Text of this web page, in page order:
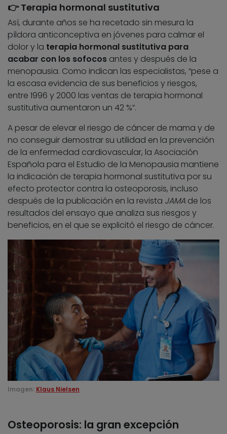
👉 Terapia hormonal sustitutiva
Así, durante años se ha recetado sin mesura la
píldora anticonceptiva en jóvenes para calmar el
dolor y la terapia hormonal sustitutiva para
acabar con los sofocos antes y después de la
menopausia. Como indican las especialistas, “pese a
la escasa evidencia de sus beneficios y riesgos,
entre 1996 y 2000 las ventas de terapia hormonal
sustitutiva aumentaron un 42 %”.
A pesar de elevar el riesgo de cáncer de mama y de
no conseguir demostrar su utilidad en la prevención
de la enfermedad cardiovascular, la Asociación
Española para el Estudio de la Menopausia mantiene
la indicación de terapia hormonal sustitutiva por su
efecto protector contra la osteoporosis, incluso
después de la publicación en la revista JAMA de los
resultados del ensayo que analiza sus riesgos y
beneficios, en el que se explicitó el riesgo de cáncer.
Imagen: Klaus Nielsen
Osteoporosis: la gran excepción